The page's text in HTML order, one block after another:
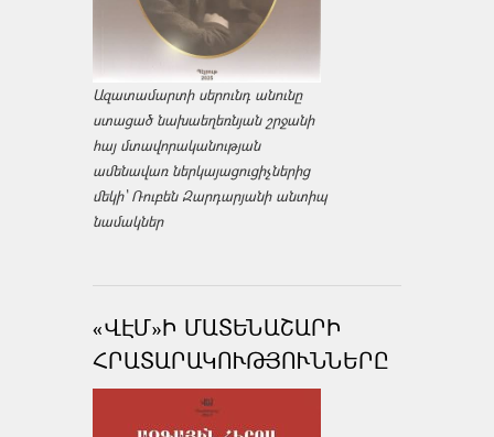
Ազատամարտի սերունդ անունը
ստացած նախաեղեռնյան շրջանի
հայ մտավորականության
ամենավառ ներկայացուցիչներից
մեկի՝ Ռուբեն Զարդարյանի անտիպ
նամակներ
«ՎԷՄ»Ի ՄԱՏԵՆԱՇԱՐԻ
ՀՐԱՏԱՐԱԿՈՒԹՅՈՒՆՆԵՐԸ